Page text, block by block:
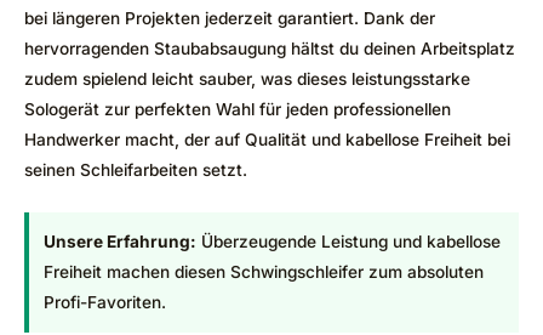
bei längeren Projekten jederzeit garantiert. Dank der
hervorragenden Staubabsaugung hältst du deinen Arbeitsplatz
zudem spielend leicht sauber, was dieses leistungsstarke
Sologerät zur perfekten Wahl für jeden professionellen
Handwerker macht, der auf Qualität und kabellose Freiheit bei
seinen Schleifarbeiten setzt.
Unsere Erfahrung: Überzeugende Leistung und kabellose
Freiheit machen diesen Schwingschleifer zum absoluten
Profi-Favoriten.